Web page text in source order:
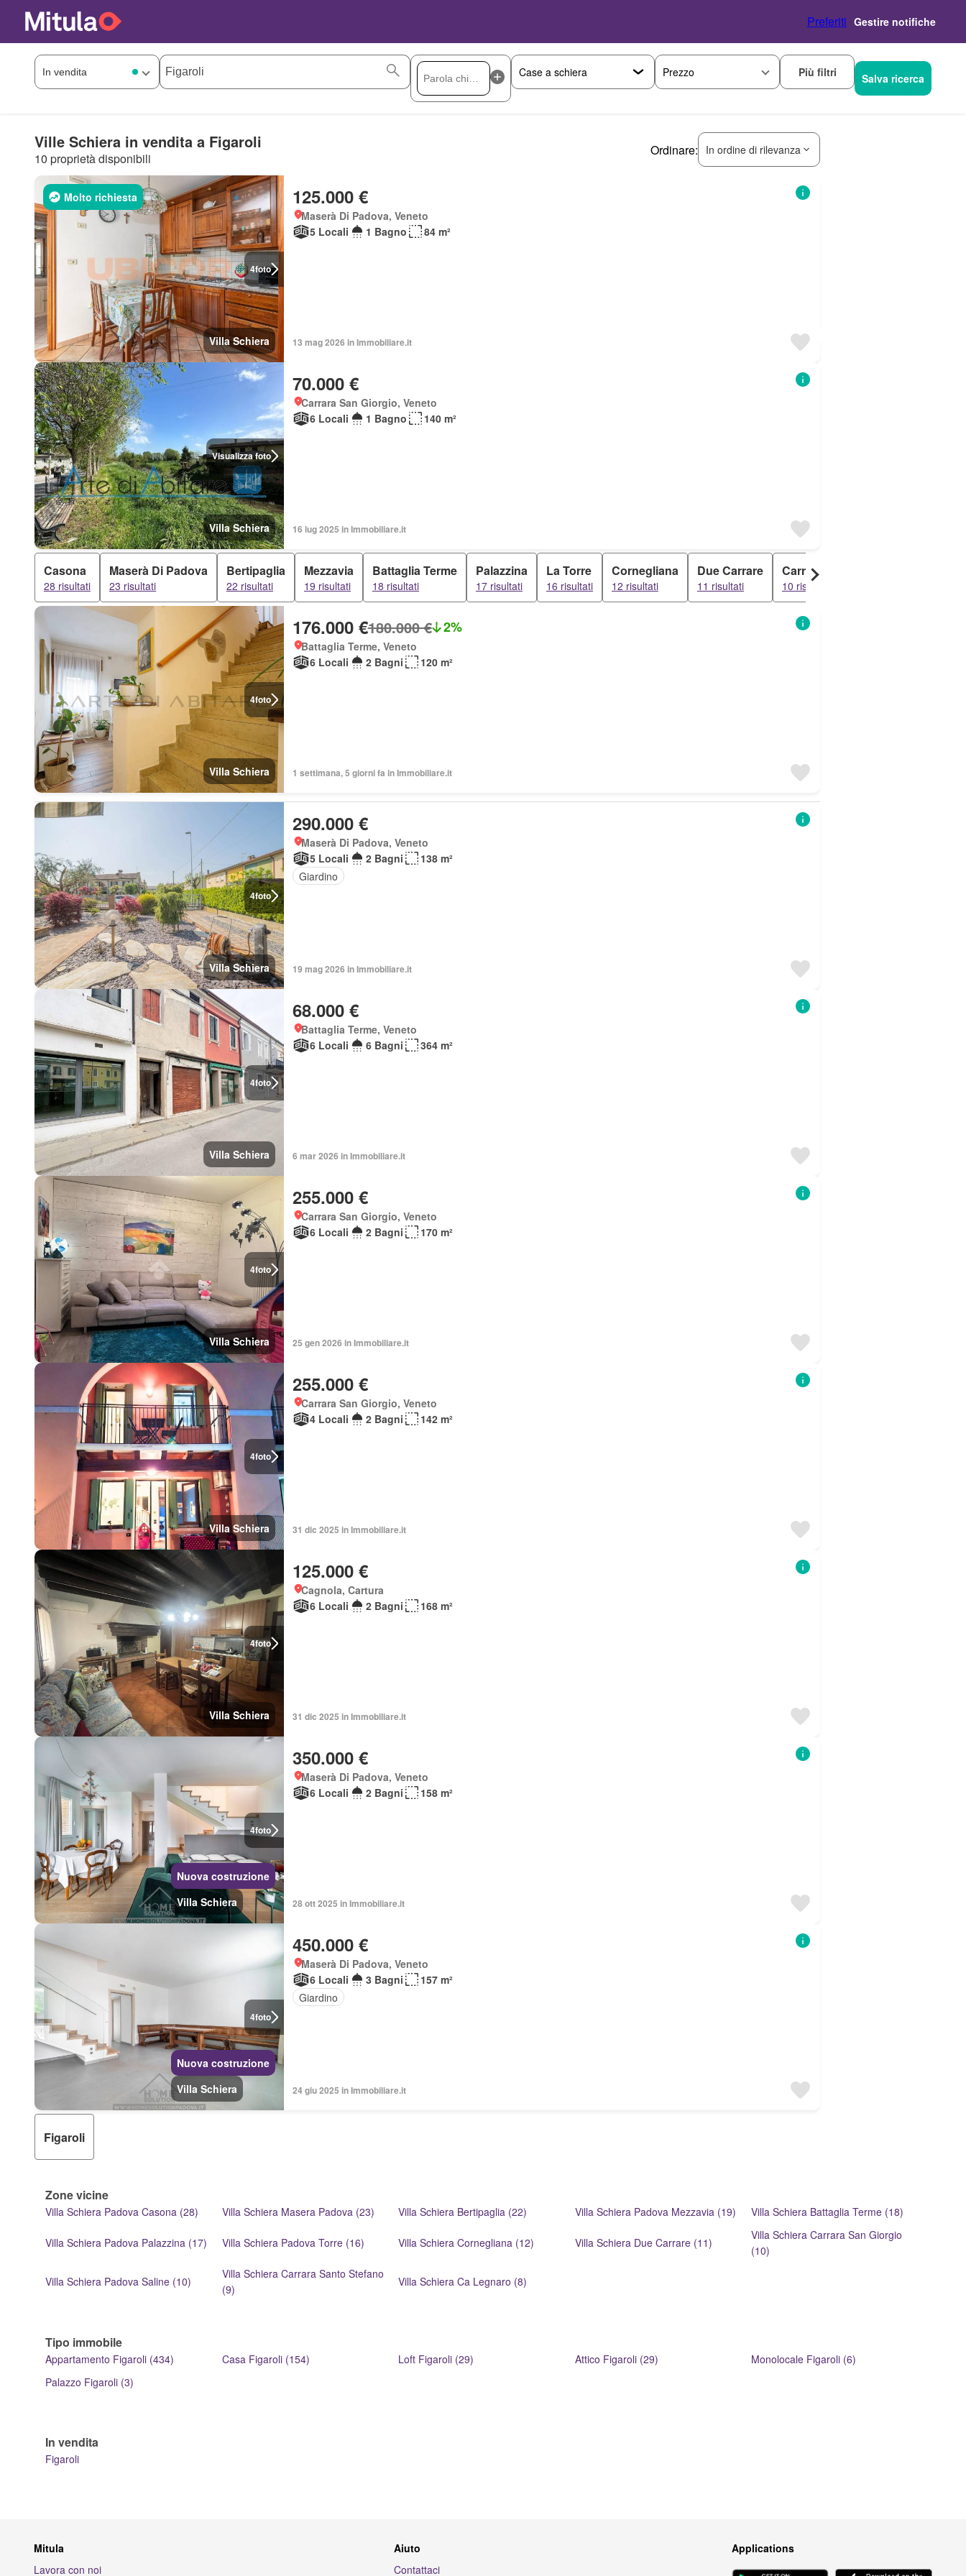
Preferiti Gestire notifiche
Prezzo Più filtri Salva ricerca
Ville Schiera in vendita a Figaroli
10 proprietà disponibili
Ordinare: In ordine di rilevanza
4foto
Molto richiesta
Villa Schiera
125.000 €
Maserà Di Padova, Veneto
5 Locali
1 Bagno 84 m²
13 mag 2026 in Immobiliare.it
Visualizza foto
Villa Schiera
70.000 €
Carrara San Giorgio, Veneto
6 Locali
1 Bagno 140 m²
16 lug 2025 in Immobiliare.it
Casona
28 risultati
Maserà Di Padova
23 risultati
Bertipaglia
22 risultati
Mezzavia
19 risultati
Battaglia Terme
18 risultati
Palazzina
17 risultati
La Torre
16 risultati
Cornegliana
12 risultati
Due Carrare
11 risultati
Carrara San Giorgio
10 risultati
4foto
Villa Schiera
176.000 €180.000 € 2%
Battaglia Terme, Veneto
6 Locali
2 Bagni 120 m²
1 settimana, 5 giorni fa in Immobiliare.it
4foto
Villa Schiera
290.000 €
Maserà Di Padova, Veneto
5 Locali
2 Bagni
138 m²
Giardino
19 mag 2026 in Immobiliare.it
4foto
Villa Schiera
68.000 €
Battaglia Terme, Veneto
6 Locali
6 Bagni 364 m²
6 mar 2026 in Immobiliare.it
4foto
Villa Schiera
255.000 €
Carrara San Giorgio, Veneto
6 Locali
2 Bagni 170 m²
25 gen 2026 in Immobiliare.it
4foto
Villa Schiera
255.000 €
Carrara San Giorgio, Veneto
4 Locali
2 Bagni 142 m²
31 dic 2025 in Immobiliare.it
4foto
Villa Schiera
125.000 €
Cagnola, Cartura
6 Locali
2 Bagni 168 m²
31 dic 2025 in Immobiliare.it
4foto
Nuova costruzione
Villa Schiera
350.000 €
Maserà Di Padova, Veneto
6 Locali
2 Bagni 158 m²
28 ott 2025 in Immobiliare.it
4foto
Nuova costruzione
Villa Schiera
450.000 €
Maserà Di Padova, Veneto
6 Locali
3 Bagni
157 m²
Giardino
24 giu 2025 in Immobiliare.it
Figaroli
Zone vicine
Villa Schiera Padova Casona (28) Villa Schiera Masera Padova (23) Villa Schiera Bertipaglia (22) Villa Schiera Padova Mezzavia (19) Villa Schiera Battaglia Terme (18)
Villa Schiera Padova Palazzina (17) Villa Schiera Padova Torre (16) Villa Schiera Cornegliana (12) Villa Schiera Due Carrare (11)
Villa Schiera Carrara San Giorgio
(10)
Villa Schiera Padova Saline (10)
Villa Schiera Carrara Santo Stefano
(9)
Villa Schiera Ca Legnaro (8)
Tipo immobile
Appartamento Figaroli (434) Casa Figaroli (154) Loft Figaroli (29) Attico Figaroli (29)
Monolocale Figaroli (6)
Palazzo Figaroli (3)
In vendita
Figaroli
Mitula
Lavora con noi
Aiuto
Contattaci
Applications